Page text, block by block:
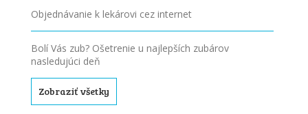
Objednávanie k lekárovi cez internet
Bolí Vás zub? Ošetrenie u najlepších zubárov
nasledujúci deň
Zobraziť všetky